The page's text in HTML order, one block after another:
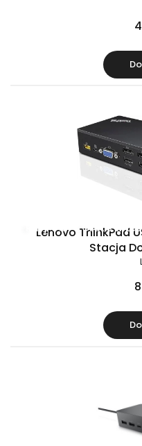
Raty 0% Gratis w
Lenovo ThinkPad
Stacja